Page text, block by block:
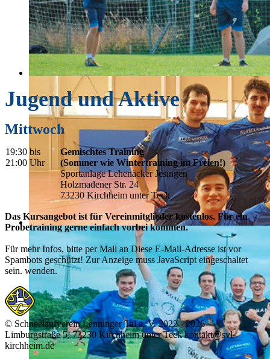
Jugend und Aktive
Mittwoch
19:30 bis
21:00 Uhr
Gemischtes Training
(Sommer wie Wintertraining im Freien!)
Sportanlage Lehenäcker Jesingen
Holzmadener Str. 24
73230 Kirchheim unter Teck
Das Kursangebot ist für Vereinmitglieder kostenlos. Für ein
Probetraining gerne einfach vorbei kommen.
Für mehr Infos, bitte per Mail anDiese E-Mail-Adresse ist vor
Spambots geschützt! Zur Anzeige muss JavaScript eingeschaltet
sein. wenden.
© Schneelaufverein Lenninger Tal e. V. 2022 - 2026
Limburgstraße 5, 73230 Kirchheim unter Teck kontakt@svl-
kirchheim.de